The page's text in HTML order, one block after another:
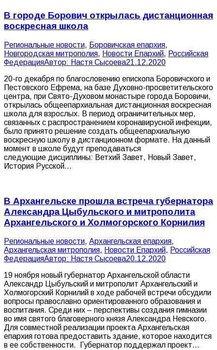
В городе Борович открылась дистанционная
воскресная школа
Pегиональные новости, Боровичская епархия,
Новгородская митрополия, Новости Епархий, Российская
ФедерацияАвтор: Настя Сысоева21.12.2020
20-го декабря по благословению епископа Боровичского и
Пестовского Ефрема, на базе Духовно-просветительского
центра, при Свято-Духовом монастыре города Боровичи,
открылась общеепархиальная дистанционная воскресная
школа для взрослых. В период ограничительных мер,
связанных с распространением коронавирусной инфекции,
было принято решение создать общеепархиальную
воскресную школу в дистанционном формате. На данный
момент в школе будут преподаваться
следующие дисциплины: Ветхий Завет, Новый Завет,
История Русской…
В Архангельске прошла встреча губернатора
Александра Цыбульского и митрополита
Архангельского и Холмогорского Корнилия
Pегиональные новости, Архангельская епархия,
Архангельская митрополия, Новости Епархий, Российская
ФедерацияАвтор: Настя Сысоева20.12.2020
19 ноября новый губернатор Архангельской области
Александр Цыбульский и митрополит Архангельский и
Холмогорский Корнилий в ходе рабочей встречи обсудили
вопросы православно ориентированного образования и
воспитания. Среди них – перспективы создания гимназии
во имя святого благоверного князя Александра Невского.
Для совместной реализации проекта Архангельская
епархия готова предоставить здание, которое находится
в ее собственности. Губернатор поддержал проект…